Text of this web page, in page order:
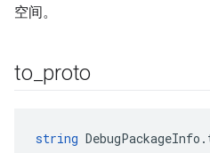
空间。
to proto
string